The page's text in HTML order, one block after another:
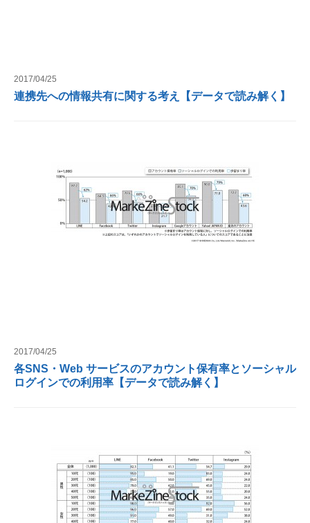
2017/04/25
連携先への情報共有に関する考え【データで読み解く】
2017/04/25
各SNS・Web サービスのアカウント保有率とソーシャル
ログインでの利用率【データで読み解く】